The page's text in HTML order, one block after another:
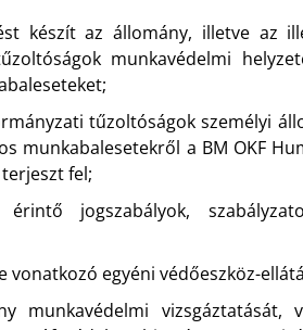
készít az állomány, illetve az
munkavédelmi
tűzoltóságok személyi
munkabalesetekről a BM OKF
fel;
jogszabályok,
vonatkozó egyéni védőeszköz-
munkavédelmi vizsgáztatását,